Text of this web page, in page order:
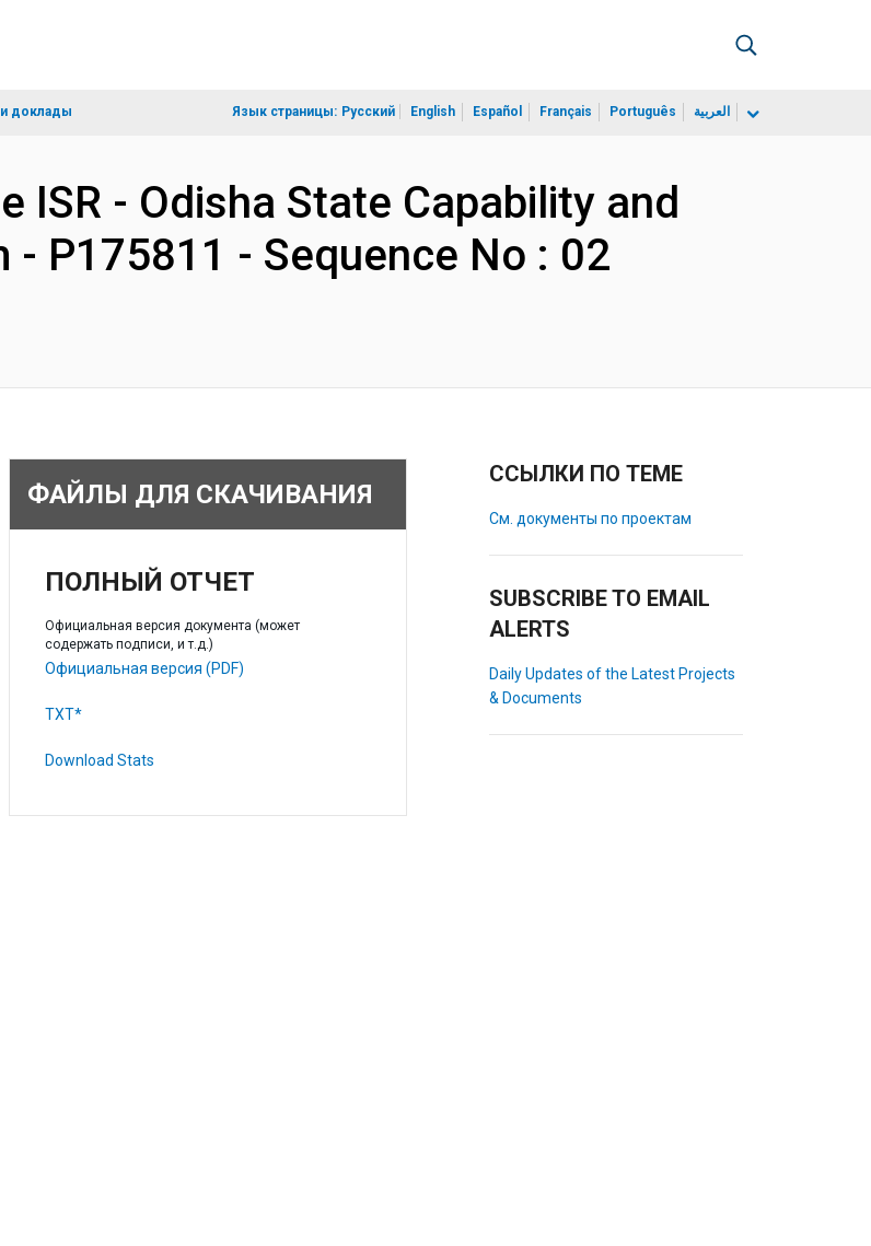
доклады Язык страницы: Русский English Español Français Português العربية
ISR - Odisha State Capability and
- P175811 - Sequence No : 02
ФАЙЛЫ ДЛЯ СКАЧИВАНИЯ
ПОЛНЫЙ ОТЧЕТ
Официальная версия документа (может
содержать подписи, и т.д.)
Официальная версия (PDF)
TXT*
Download Stats
ССЫЛКИ ПО ТЕМЕ
См. документы по проектам
SUBSCRIBE TO EMAIL
ALERTS
Daily Updates of the Latest Projects
& Documents